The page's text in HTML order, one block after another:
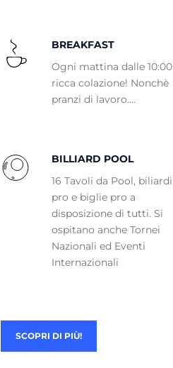
BREAKFAST
Ogni mattina dalle 10:00
ricca colazione! Nonchè
pranzi di lavoro....
BILLIARD POOL
16 Tavoli da Pool, biliardi
pro e biglie pro a
disposizione di tutti. Si
ospitano anche Tornei
Nazionali ed Eventi
Internazionali
SCOPRI DI PIÙ!